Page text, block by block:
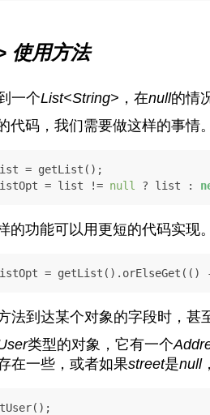
使用方法
一个List<String> ，在null的情
代码，我们需要做这样的事情
= getList();
= list != null ? list :
的功能可以用更短的代码实现
= getList().orElseGet(()
法到达某个对象的字段时，甚
类型的对象，它有一个
在一些，或者如果street是null